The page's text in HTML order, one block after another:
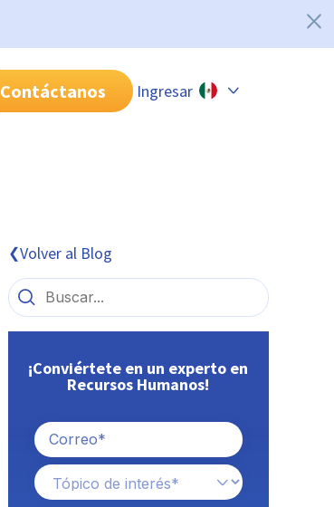
Contáctanos Ingresar
Brasil
❮Volver al Blog
¡Conviértete en un experto en
Recursos Humanos!